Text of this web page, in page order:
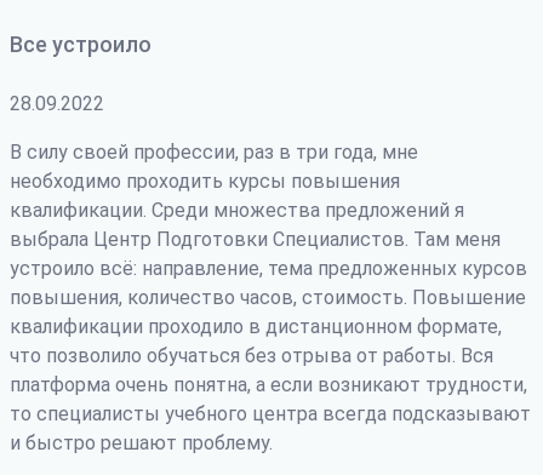
Все устроило
28.09.2022
В силу своей профессии, раз в три года, мне
необходимо проходить курсы повышения
квалификации. Среди множества предложений я
выбрала Центр Подготовки Специалистов. Там меня
устроило всё: направление, тема предложенных курсов
повышения, количество часов, стоимость. Повышение
квалификации проходило в дистанционном формате,
что позволило обучаться без отрыва от работы. Вся
платформа очень понятна, а если возникают трудности,
то специалисты учебного центра всегда подсказывают
и быстро решают проблему.